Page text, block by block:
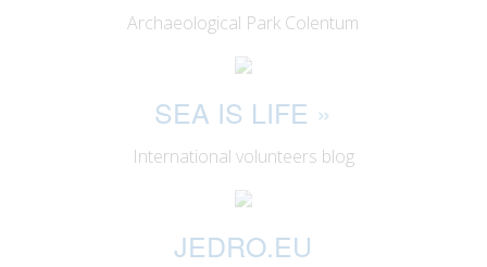
Archaeological Park Colentum
SEA IS LIFE »
International volunteers blog
JEDRO.EU